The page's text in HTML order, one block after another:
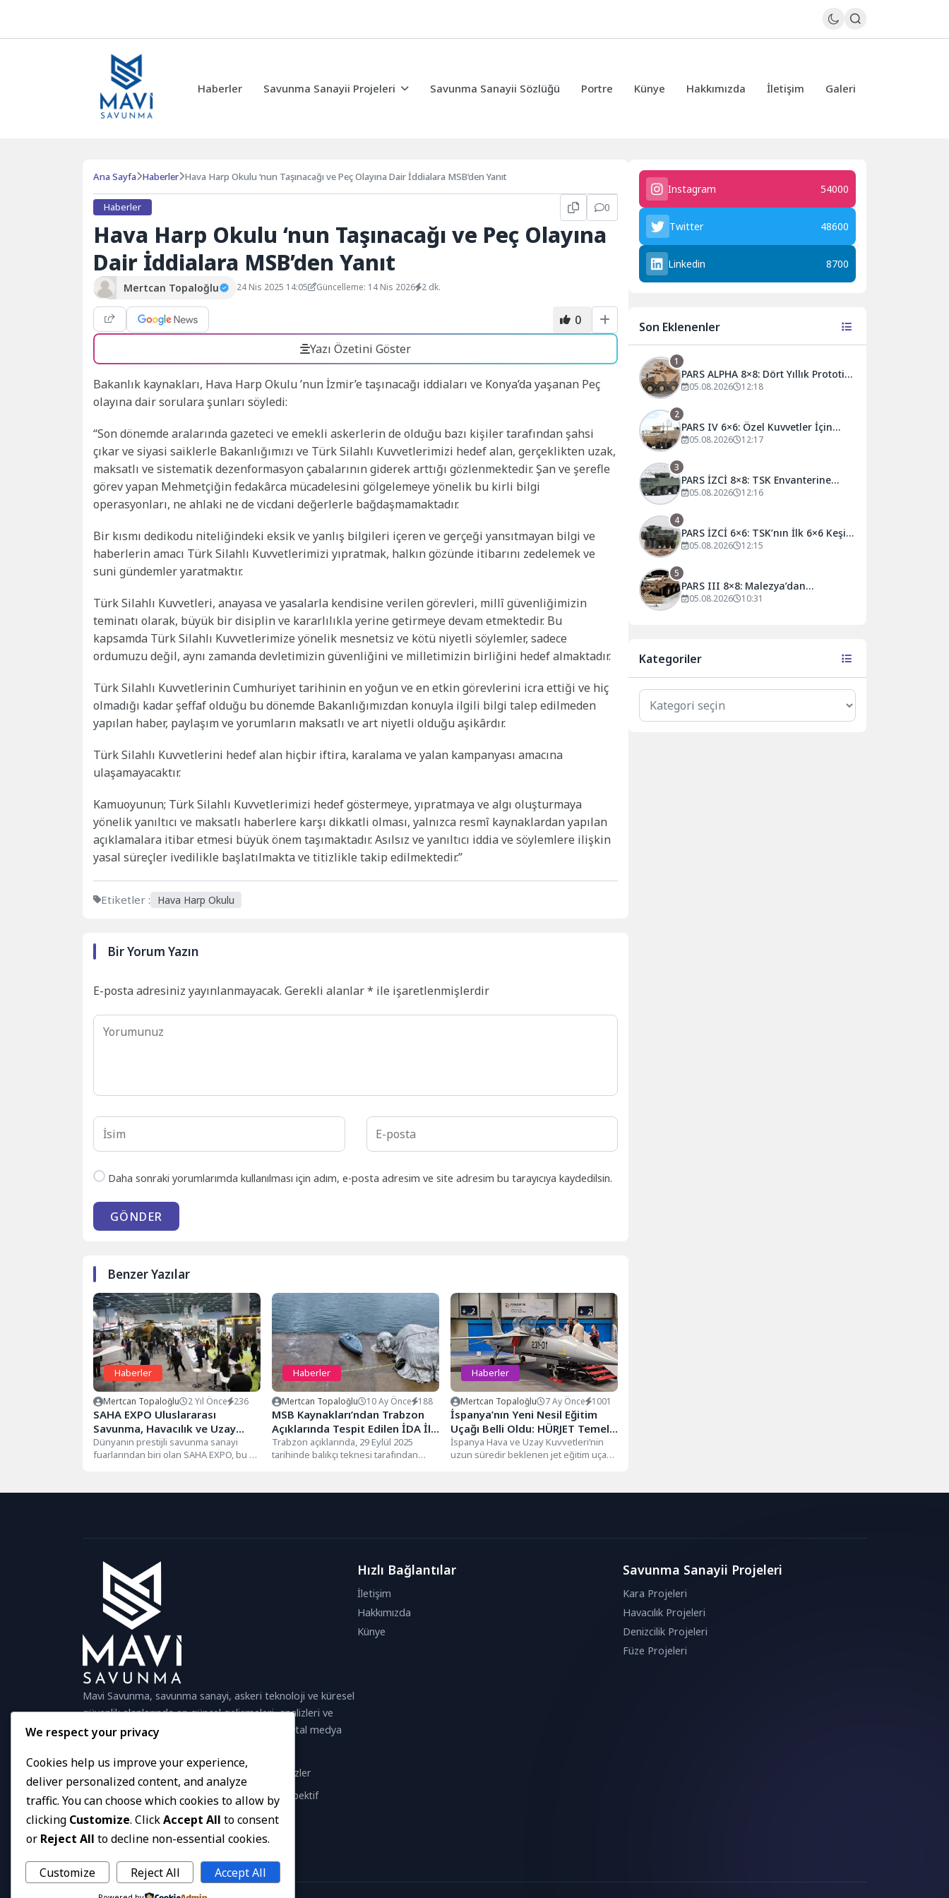
Haberler Savunma Sanayii Projeleri Savunma Sanayii Sözlüğü Portre Künye Hakkımızda İletişim Galeri
Ana Sayfa Haberler Hava Harp Okulu ‘nun Taşınacağı ve Peç Olayına Dair İddialara MSB’den Yanıt
Haberler 0
Hava Harp Okulu ‘nun Taşınacağı ve Peç Olayına
Dair İddialara MSB’den Yanıt
Mertcan Topaloğlu 24 Nis 2025 14:05 Güncelleme: 14 Nis 2026 2 dk.
0
Yazı Özetini Göster
Bakanlık kaynakları, Hava Harp Okulu ’nun İzmir’e taşınacağı iddiaları ve Konya’da yaşanan Peç
olayına dair sorulara şunları söyledi:
“Son dönemde aralarında gazeteci ve emekli askerlerin de olduğu bazı kişiler tarafından şahsi
çıkar ve siyasi saiklerle Bakanlığımızı ve Türk Silahlı Kuvvetlerimizi hedef alan, gerçeklikten uzak,
maksatlı ve sistematik dezenformasyon çabalarının giderek arttığı gözlenmektedir. Şan ve şerefle
görev yapan Mehmetçiğin fedakârca mücadelesini gölgelemeye yönelik bu kirli bilgi
operasyonları, ne ahlaki ne de vicdani değerlerle bağdaşmamaktadır.
Bir kısmı dedikodu niteliğindeki eksik ve yanlış bilgileri içeren ve gerçeği yansıtmayan bilgi ve
haberlerin amacı Türk Silahlı Kuvvetlerimizi yıpratmak, halkın gözünde itibarını zedelemek ve
suni gündemler yaratmaktır.
Türk Silahlı Kuvvetleri, anayasa ve yasalarla kendisine verilen görevleri, millî güvenliğimizin
teminatı olarak, büyük bir disiplin ve kararlılıkla yerine getirmeye devam etmektedir. Bu
kapsamda Türk Silahlı Kuvvetlerimize yönelik mesnetsiz ve kötü niyetli söylemler, sadece
ordumuzu değil, aynı zamanda devletimizin güvenliğini ve milletimizin birliğini hedef almaktadır.
Türk Silahlı Kuvvetlerinin Cumhuriyet tarihinin en yoğun ve en etkin görevlerini icra ettiği ve hiç
olmadığı kadar şeffaf olduğu bu dönemde Bakanlığımızdan konuyla ilgili bilgi talep edilmeden
yapılan haber, paylaşım ve yorumların maksatlı ve art niyetli olduğu aşikârdır.
Türk Silahlı Kuvvetlerini hedef alan hiçbir iftira, karalama ve yalan kampanyası amacına
ulaşamayacaktır.
Kamuoyunun; Türk Silahlı Kuvvetlerimizi hedef göstermeye, yıpratmaya ve algı oluşturmaya
yönelik yanıltıcı ve maksatlı haberlere karşı dikkatli olması, yalnızca resmî kaynaklardan yapılan
açıklamalara itibar etmesi büyük önem taşımaktadır. Asılsız ve yanıltıcı iddia ve söylemlere ilişkin
yasal süreçler ivedilikle başlatılmakta ve titizlikle takip edilmektedir.”
Etiketler : Hava Harp Okulu
Bir Yorum Yazın
E-posta adresiniz yayınlanmayacak. Gerekli alanlar* ile işaretlenmişlerdir
Daha sonraki yorumlarımda kullanılması için adım, e-posta adresim ve site adresim bu tarayıcıya kaydedilsin.
GÖNDER
Benzer Yazılar
Haberler
Mertcan Topaloğlu 2 Yıl Önce 236
SAHA EXPO Uluslararası
Savunma, Havacılık ve Uzay
Sanayi Fuarı için Son 2 Gün!
Dünyanın prestijli savunma sanayi
fuarlarından biri olan SAHA EXPO, bu yıl
Haberler
Mertcan Topaloğlu 10 Ay Önce 188
MSB Kaynakları’ndan Trabzon
Açıklarında Tespit Edilen İDA İle
Alakalı Açıklama Geldi!
Trabzon açıklarında, 29 Eylül 2025
tarihinde balıkçı teknesi tarafından
Haberler
Mertcan Topaloğlu 7 Ay Önce 1001
İspanya’nın Yeni Nesil Eğitim
Uçağı Belli Oldu: HÜRJET Temelli
“Saeta II” Geliyor
İspanya Hava ve Uzay Kuvvetleri’nin
uzun süredir beklenen jet eğitim uçağı
Instagram 54000
Twitter 48600
Linkedin 8700
Son Eklenenler
1
PARS ALPHA 8×8: Dört Yıllık Prototip
Yarışını Kazanan Yeni Nesil Zırhlı
05.08.2026 12:18
2
PARS IV 6×6: Özel Kuvvetler İçin
Tasarlanan “Dünyada Bir İlk” Zırhlı
05.08.2026 12:17
3
PARS İZCİ 8×8: TSK Envanterine
Giren İlk 8×8 Zırhlı Muharebe Aracı
05.08.2026 12:16
4
PARS İZCİ 6×6: TSK’nın İlk 6×6 Keşif
Zırhlısı
05.08.2026 12:15
5
PARS III 8×8: Malezya’dan
Umman’a, Türkiye’nin En Büyük
05.08.2026 10:31
Kategoriler
Mavi Savunma, savunma sanayi, askeri teknoloji ve küresel
güvenlik alanlarında en güncel gelişmeleri, analizleri ve
projeleri okuyucularına sunan bağımsız bir dijital medya
Güvenilir İçerik
Güncel Analizler
Hızlı Haberler
Global Perspektif
Bizi Takip Edin
Hızlı Bağlantılar
İletişim
Hakkımızda
Künye
Savunma Sanayii Projeleri
Kara Projeleri
Havacılık Projeleri
Denizcilik Projeleri
Füze Projeleri
We respect your privacy
Cookies help us improve your experience,
deliver personalized content, and analyze
traffic. You can choose which cookies to allow by
clicking Customize. ClickAccept All to consent
or Reject All to decline non-essential cookies.
Customize Reject All Accept All